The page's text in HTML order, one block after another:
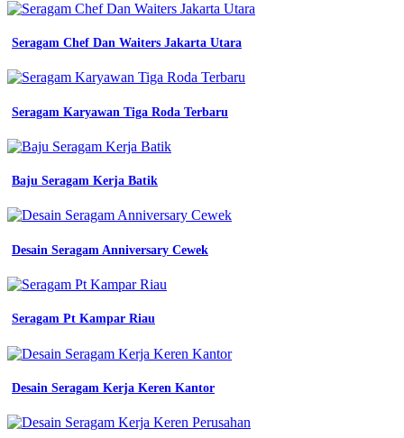
berbagai
Seragam
Warna
dan
tips
mendesainnya
seragam
kerja
model
seragam
bekasi
desain
seragam
kerja
yang
stylish
konveksi
Seragam Chef Dan Waiters Jakarta Utara
Seragam Karyawan Tiga Roda Terbaru
Baju Seragam Kerja Batik
Desain Seragam Anniversary Cewek
Seragam Pt Kampar Riau
Desain Seragam Kerja Keren Kantor